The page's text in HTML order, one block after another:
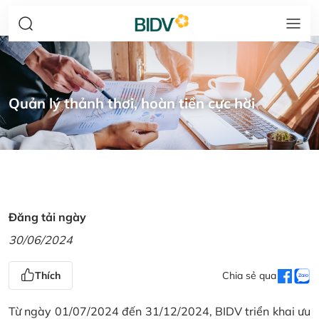
Quản lý thảnh thơi, hoàn tiền cực hời
Đăng tải ngày
30/06/2024
Thích Chia sẻ qua
Từ ngày 01/07/2024 đến 31/12/2024, BIDV triển khai ưu